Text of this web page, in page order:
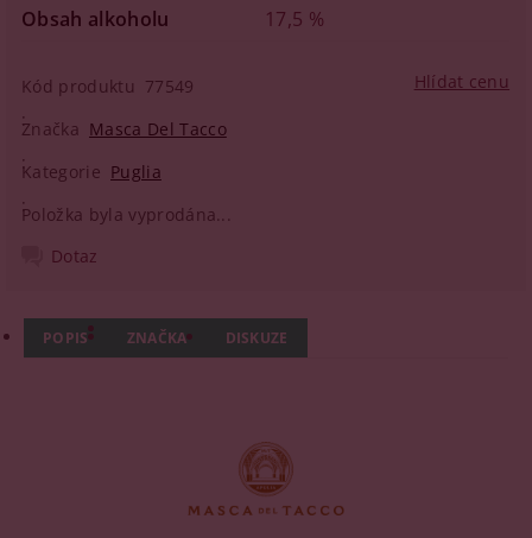
Obsah alkoholu
17,5 %
Kód produktu 77549
Značka Masca Del Tacco
Kategorie Puglia
Položka byla vyprodána...
Hlídat cenu
Dotaz
POPIS ZNAČKA DISKUZE